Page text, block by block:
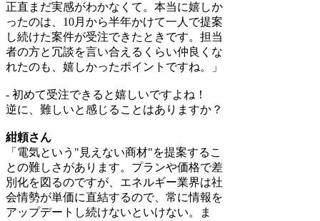
正直まだ実感がわかなくて。本当に嬉しか
ったのは、10月から半年かけて一人で提案
し続けた案件が受注できたときです。担当
者の方と冗談を言い合えるくらい仲良くな
れたのも、嬉しかったポイントですね。」
- 初めて受注できると嬉しいですよね！
逆に、難しいと感じることはありますか？
紺頼さん
「電気という"見えない商材"を提案するこ
との難しさがあります。プランや価格で差
別化を図るのですが、エネルギー業界は社
会情勢が単価に直結するので、常に情報を
アップデートし続けないといけない。ま